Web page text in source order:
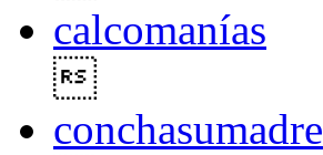
calcomanías
conchasumadre